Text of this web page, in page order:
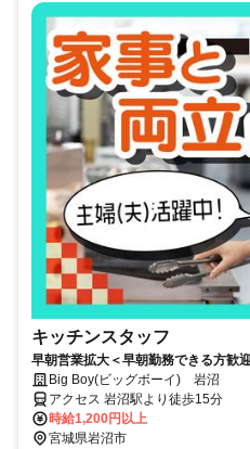
キッチンスタッフ
早朝営業拡大＜早朝勤務できる方歓
チンスタッフ募集◎家庭の事情での
応します【土日祝勤務歓迎！】
Big Boy(ビッグボーイ) 岩沼
アクセス 岩沼駅より徒歩15分
時給1,200円以上
宮城県岩沼市